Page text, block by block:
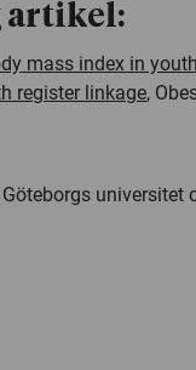
artikel:
mass index in
register linkage,
universitet